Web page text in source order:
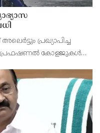
പ്രഖ്യാപിച്ച
പ്രഫഷണൽ കോളജുകൾ